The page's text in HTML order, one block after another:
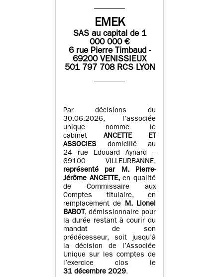
EMEK
SASau capital de 1
000 000€
6 rue Pierre Timbaud -
69200 VENISSIEUX
501 797 708 RCS LYON
Par décisions du
30.06.2026, l’associée
unique nomme le
cabinet ANCETTE ET
ASSOCIES
domicilié au
24 rue Edouard Aynard –
69100 VILLEURBANNE,
représenté par M.Pierre-
Jérôme ANCETTE, en qualité
de Commissaire aux
Comptes titulaire, en
remplacement de M.Lionel
BABOT , démissionnaire pour
la durée restant à courir du
mandat de son
prédécesseur, soit jusqu’à
la décision de l’Associée
Unique sur les comptes de
l’exercice clos le
31 décembre 2029.